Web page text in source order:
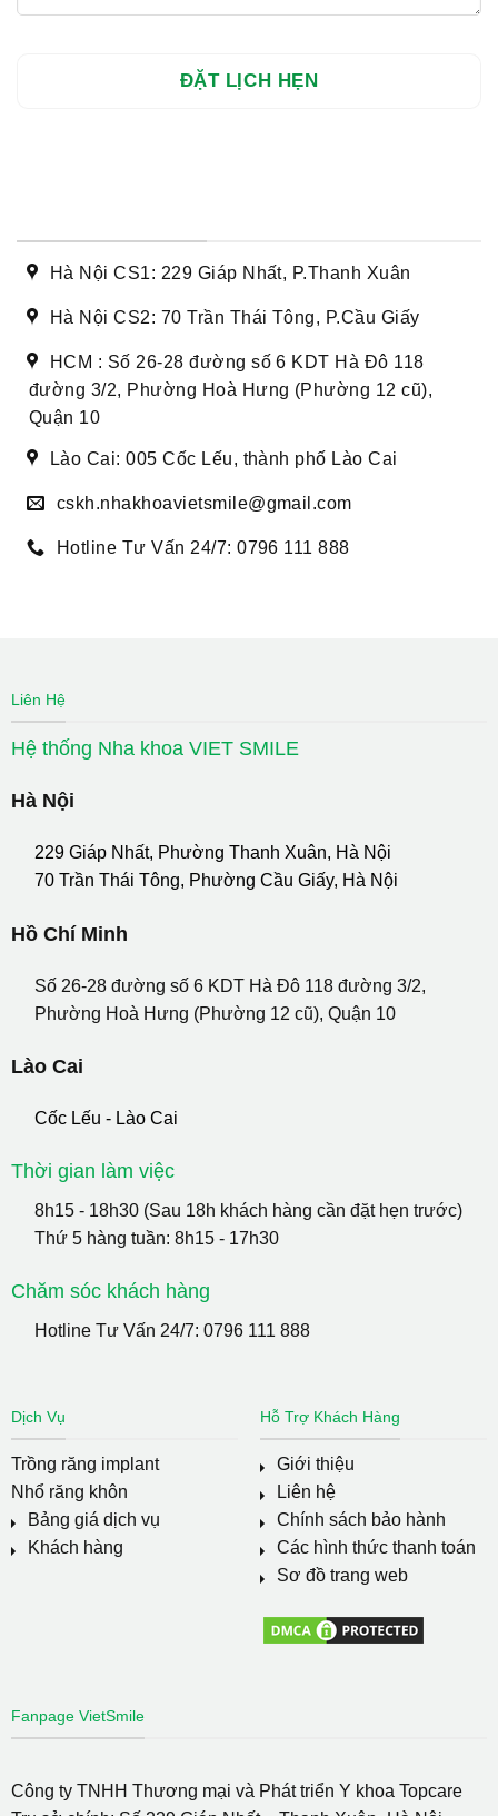
Hà Nội CS1: 229 Giáp Nhất, P.Thanh Xuân
Hà Nội CS2: 70 Trần Thái Tông, P.Cầu Giấy
HCM : Số 26-28 đường số 6 KDT Hà Đô 118
đường 3/2, Phường Hoà Hưng (Phường 12 cũ),
Quận 10
Lào Cai: 005 Cốc Lếu, thành phố Lào Cai
cskh.nhakhoavietsmile@gmail.com
Hotline Tư Vấn 24/7: 0796 111 888
Liên Hệ
Hệ thống Nha khoa VIET SMILE
Hà Nội
229 Giáp Nhất, Phường Thanh Xuân, Hà Nội
70 Trần Thái Tông, Phường Cầu Giấy, Hà Nội
Hồ Chí Minh
Số 26-28 đường số 6 KDT Hà Đô 118 đường 3/2,
Phường Hoà Hưng (Phường 12 cũ), Quận 10
Lào Cai
Cốc Lếu - Lào Cai
Thời gian làm việc
8h15 - 18h30 (Sau 18h khách hàng cần đặt hẹn trước)
Thứ 5 hàng tuần: 8h15 - 17h30
Chăm sóc khách hàng
Hotline Tư Vấn 24/7: 0796 111 888
Dịch Vụ
Trồng răng implant
Nhổ răng khôn
Bảng giá dịch vụ
Khách hàng
Hỗ Trợ Khách Hàng
Giới thiệu
Liên hệ
Chính sách bảo hành
Các hình thức thanh toán
Sơ đồ trang web
Fanpage VietSmile
Công ty TNHH Thương mại và Phát triển Y khoa Topcare